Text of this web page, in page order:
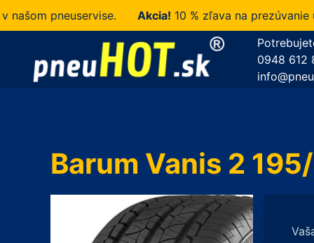
pneuservise. Akcia!10 % zľava na prezúvanie u
0948 612
Barum Vanis 2